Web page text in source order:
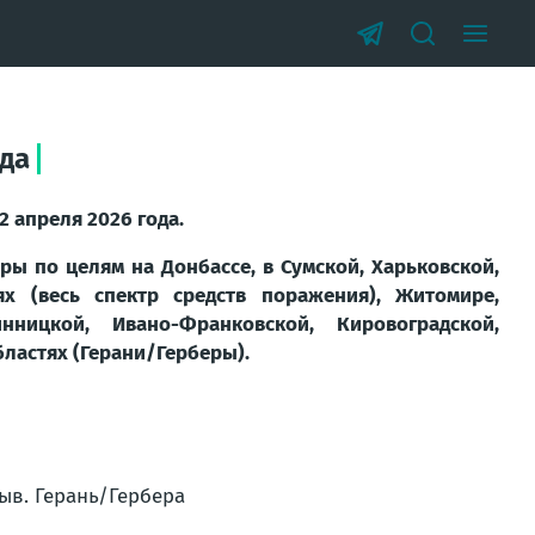
апреля 2026 года.
по целям на Донбассе, в Сумской, Харьковской,
(весь спектр средств поражения), Житомире,
Ивано-Франковской, Кировоградской,
(Герани/Герберы).
Герань/Гербера